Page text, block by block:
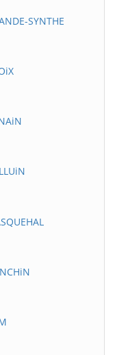
SYNTHE